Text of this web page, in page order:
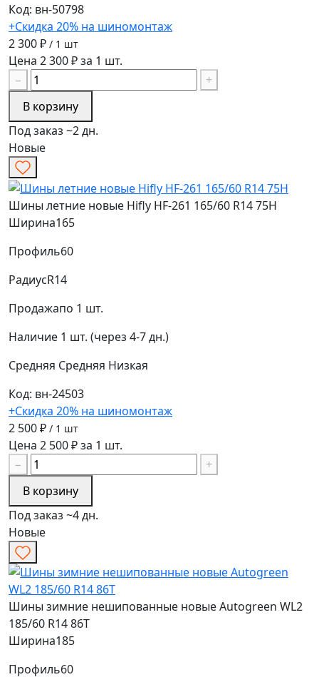
Код: вн-50798
+Скидка 20% на шиномонтаж
2 300 ₽ / 1 шт
Цена 2 300 ₽ за 1 шт.
−
+
В корзину
Под заказ ~2 дн.
Новые
Шины летние новые Hifly HF-261 165/60 R14 75H
Ширина165
Профиль60
РадиусR14
Продажапо 1 шт.
Наличие 1 шт. (через 4-7 дн.)
Средняя Средняя Низкая
Код: вн-24503
+Скидка 20% на шиномонтаж
2 500 ₽ / 1 шт
Цена 2 500 ₽ за 1 шт.
−
+
В корзину
Под заказ ~4 дн.
Новые
Шины зимние нешипованные новые Autogreen WL2
185/60 R14 86T
Ширина185
Профиль60